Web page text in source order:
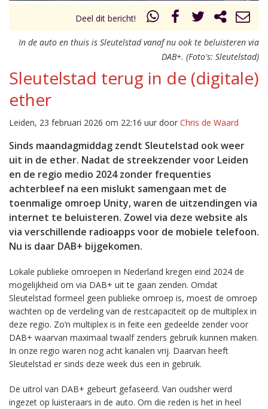
Deel dit bericht!
In de auto en thuis is Sleutelstad vanaf nu ook te beluisteren via
DAB+. (Foto's: Sleutelstad)
Sleutelstad terug in de (digitale)
ether
Leiden, 23 februari 2026 om 22:16 uur door Chris de Waard
Sinds maandagmiddag zendt Sleutelstad ook weer
uit in de ether. Nadat de streekzender voor Leiden
en de regio medio 2024 zonder frequenties
achterbleef na een mislukt samengaan met de
toenmalige omroep Unity, waren de uitzendingen via
internet te beluisteren. Zowel via deze website als
via verschillende radioapps voor de mobiele telefoon.
Nu is daar DAB+ bijgekomen.
Lokale publieke omroepen in Nederland kregen eind 2024 de
mogelijkheid om via DAB+ uit te gaan zenden. Omdat
Sleutelstad formeel geen publieke omroep is, moest de omroep
wachten op de verdeling van de restcapaciteit op de multiplex in
deze regio. Zo’n multiplex is in feite een gedeelde zender voor
DAB+ waarvan maximaal twaalf zenders gebruik kunnen maken.
In onze regio waren nog acht kanalen vrij. Daarvan heeft
Sleutelstad er sinds deze week dus een in gebruik.
De uitrol van DAB+ gebeurt gefaseerd. Van oudsher werd
ingezet op luisteraars in de auto. Om die reden is het in heel